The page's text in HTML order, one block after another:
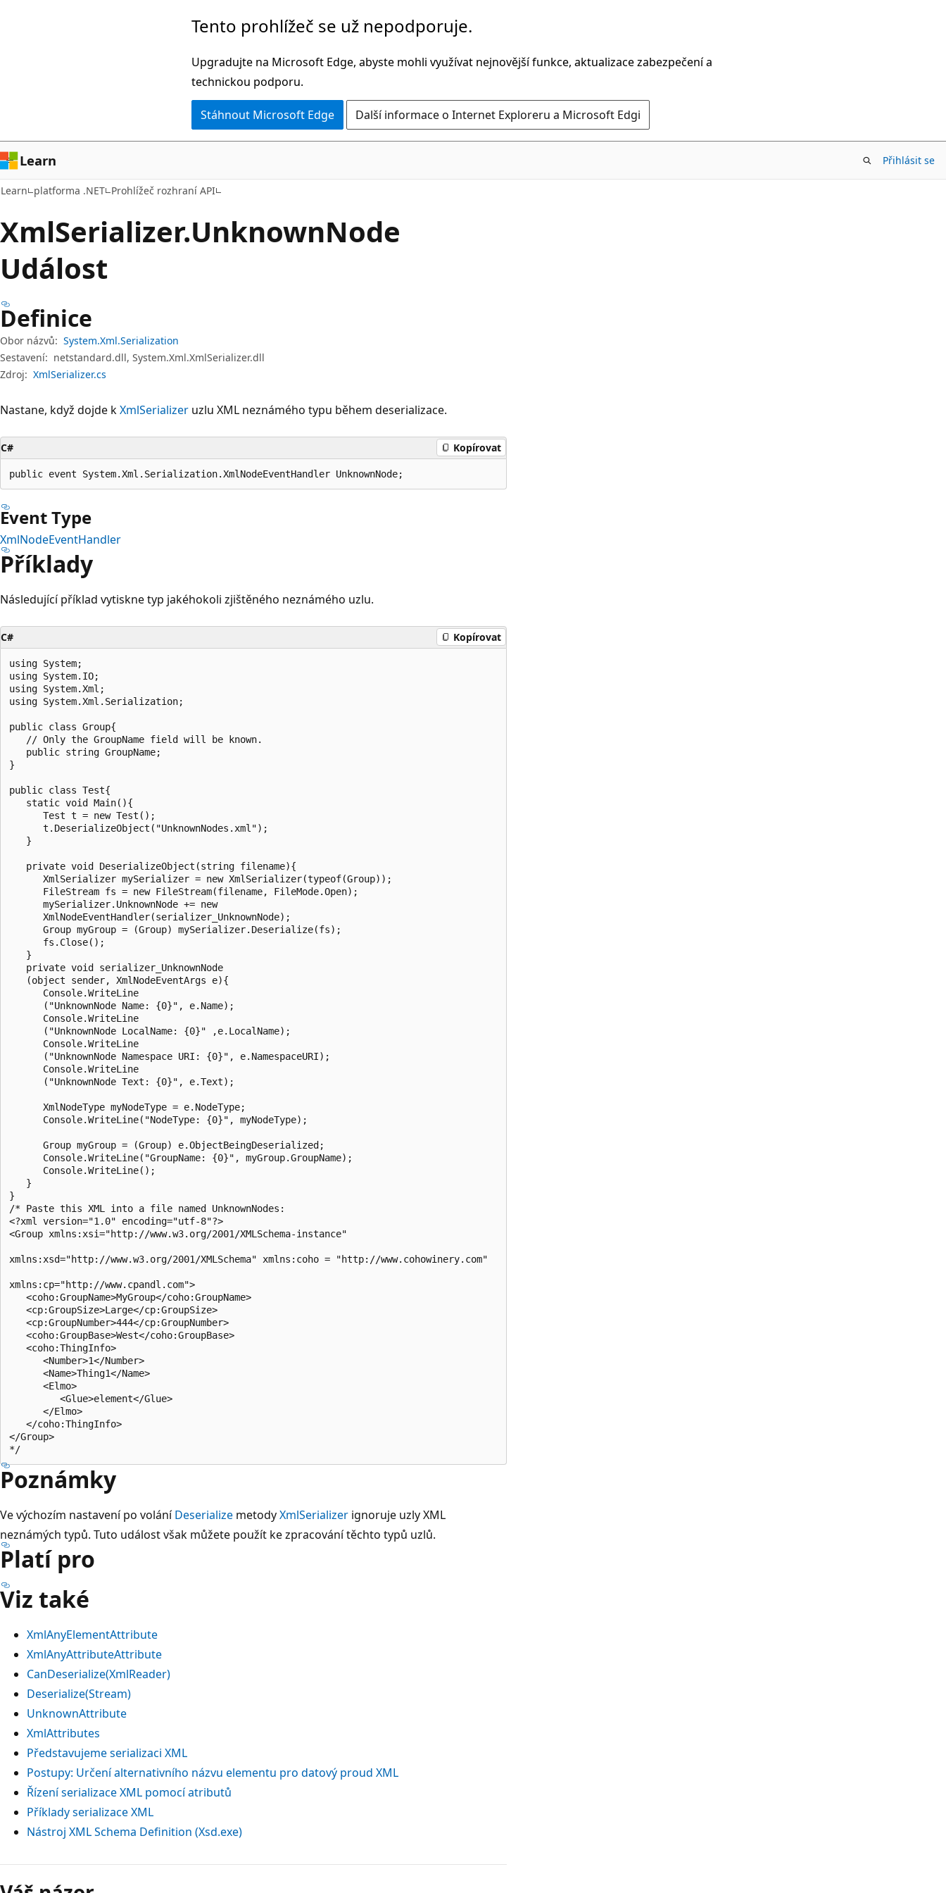
Tento prohlížeč se už nepodporuje.
Upgradujte na Microsoft Edge, abyste mohli využívat nejnovější funkce, aktualizace zabezpečení a
technickou podporu.
Stáhnout Microsoft Edge Další informace o Internet Exploreru a Microsoft Edgi
Learn Přihlásit se
Learn platforma .NET Prohlížeč rozhraní API
XmlSerializer.UnknownNode
Událost
Definice
Obor názvů: System.Xml.Serialization
Sestavení: netstandard.dll, System.Xml.XmlSerializer.dll
Zdroj: XmlSerializer.cs
Nastane, když dojde kXmlSerializer uzlu XML neznámého typu během deserializace.
C# Kopírovat
public event System.Xml.Serialization.XmlNodeEventHandler UnknownNode;
Event Type
XmlNodeEventHandler
Příklady
Následující příklad vytiskne typ jakéhokoli zjištěného neznámého uzlu.
C# Kopírovat
using System;
using System.IO;
using System.Xml;
using System.Xml.Serialization;
public class Group{
   // Only the GroupName field will be known.
   public string GroupName;
}
public class Test{
   static void Main(){
      Test t = new Test();
      t.DeserializeObject("UnknownNodes.xml");
   }
   private void DeserializeObject(string filename){
      XmlSerializer mySerializer = new XmlSerializer(typeof(Group));
      FileStream fs = new FileStream(filename, FileMode.Open);
      mySerializer.UnknownNode += new
      XmlNodeEventHandler(serializer_UnknownNode);
      Group myGroup = (Group) mySerializer.Deserialize(fs);
      fs.Close();
   }
   private void serializer_UnknownNode
   (object sender, XmlNodeEventArgs e){
      Console.WriteLine
      ("UnknownNode Name: {0}", e.Name);
      Console.WriteLine
      ("UnknownNode LocalName: {0}" ,e.LocalName);
      Console.WriteLine
      ("UnknownNode Namespace URI: {0}", e.NamespaceURI);
      Console.WriteLine
      ("UnknownNode Text: {0}", e.Text);
      XmlNodeType myNodeType = e.NodeType;
      Console.WriteLine("NodeType: {0}", myNodeType);
      Group myGroup = (Group) e.ObjectBeingDeserialized;
      Console.WriteLine("GroupName: {0}", myGroup.GroupName);
      Console.WriteLine();
   }
}
/* Paste this XML into a file named UnknownNodes:
<?xml version="1.0" encoding="utf-8"?>
<Group xmlns:xsi="http://www.w3.org/2001/XMLSchema-instance"
xmlns:xsd="http://www.w3.org/2001/XMLSchema" xmlns:coho = "http://www.cohowinery.com"
xmlns:cp="http://www.cpandl.com">
   <coho:GroupName>MyGroup</coho:GroupName>
   <cp:GroupSize>Large</cp:GroupSize>
   <cp:GroupNumber>444</cp:GroupNumber>
   <coho:GroupBase>West</coho:GroupBase>
   <coho:ThingInfo>
      <Number>1</Number>
      <Name>Thing1</Name>
      <Elmo>
         <Glue>element</Glue>
      </Elmo>
   </coho:ThingInfo>
</Group>
Poznámky
Ve výchozím nastavení po voláníDeserialize metodyXmlSerializer ignoruje uzly XML
neznámých typů. Tuto událost však můžete použít ke zpracování těchto typů uzlů.
Platí pro
Viz také
XmlAnyElementAttribute
XmlAnyAttributeAttribute
CanDeserialize(XmlReader)
Deserialize(Stream)
UnknownAttribute
XmlAttributes
Představujeme serializaci XML
Postupy: Určení alternativního názvu elementu pro datový proud XML
Řízení serializace XML pomocí atributů
Příklady serializace XML
Nástroj XML Schema Definition (Xsd.exe)
Režim
čtení